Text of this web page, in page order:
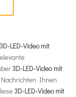
3D-LED-Video mit
3D-LED-Video mit
Ihnen
3D-LED-Video mit